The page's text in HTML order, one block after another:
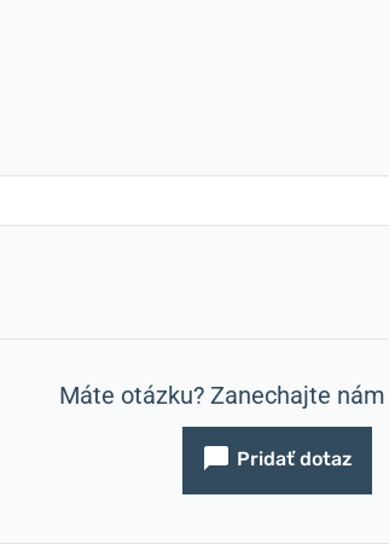
Máte otázku? Zanechajte
Pridať dotaz